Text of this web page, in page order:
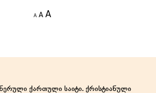
A
Decrease
A Reset
AIncrease
ქართული საიტი. ქრისტიანული